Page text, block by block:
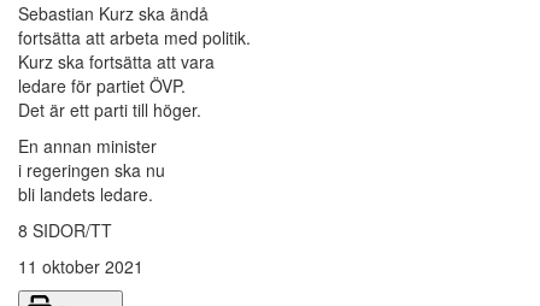
Sebastian Kurz ska ändå
fortsätta att arbeta med politik.
Kurz ska fortsätta att vara
ledare för partiet ÖVP.
Det är ett parti till höger.
En annan minister
i regeringen ska nu
bli landets ledare.
8 SIDOR/TT
11 oktober 2021